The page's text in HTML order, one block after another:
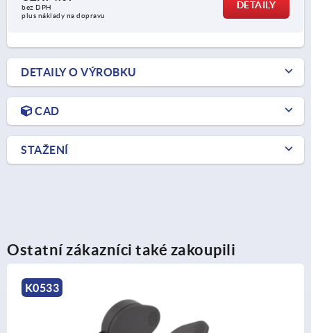
bez DPH
plus náklady na dopravu
DETAILY
DETAILY O VÝROBKU
CAD
STAŽENÍ
Ostatní zákazníci také zakoupili
K0534